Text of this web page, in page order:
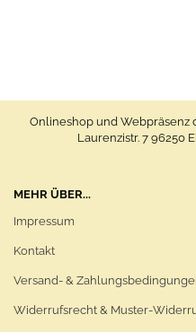
Onlineshop und Webpräsenz
Laurenzistr. 7 96250
MEHR ÜBER...
Impressum
Kontakt
Versand- &
Widerrufsrecht & Muster-